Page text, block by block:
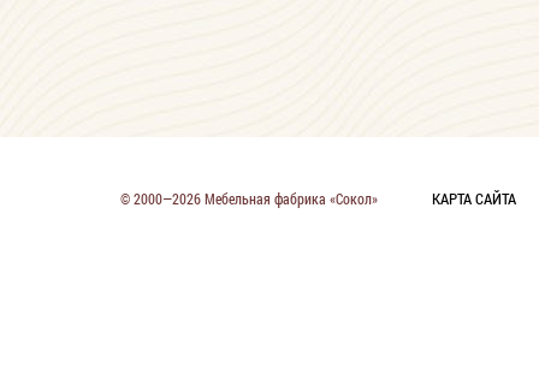
© 2000—2026 Мебельная фабрика «Сокол» КАРТА САЙТА